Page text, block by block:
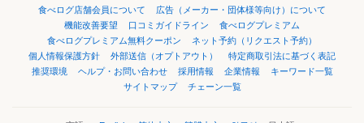
食べログ店舗会員について
広告（メーカー・団体様等向け）について
機能改善要望
口コミガイドライン
食べログプレミアム
食べログプレミアム無料クーポン
ネット予約（リクエスト予約）
個人情報保護方針
外部送信（オプトアウト）
特定商取引法に基づく表記
推奨環境
ヘルプ・お問い合わせ 採用情報 企業情報
キーワード一覧
サイトマップ
チェーン一覧